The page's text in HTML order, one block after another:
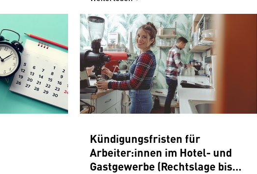
Kündigungsfristen für
Arbeiter:innen im Hotel- und
Gastgewerbe (Rechtslage bis